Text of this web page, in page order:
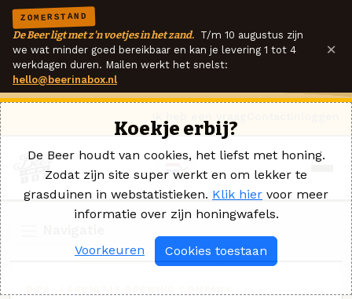
ZOMERSTAND
De Beer ligt met z'n voetjes in het zand. T/m 10 augustus zijn
we wat minder goed bereikbaar en kan je levering 1 tot 4
werkdagen duren. Mailen werkt het snelst:
hello@beerinabox.nl
×
Koekje erbij?
De Beer houdt van cookies, het liefst met honing.
Zodat zijn site super werkt en om lekker te
grasduinen in webstatistieken. Klik hier voor meer
informatie over zijn honingwafels.
Voorkeuren Cookies toestaan